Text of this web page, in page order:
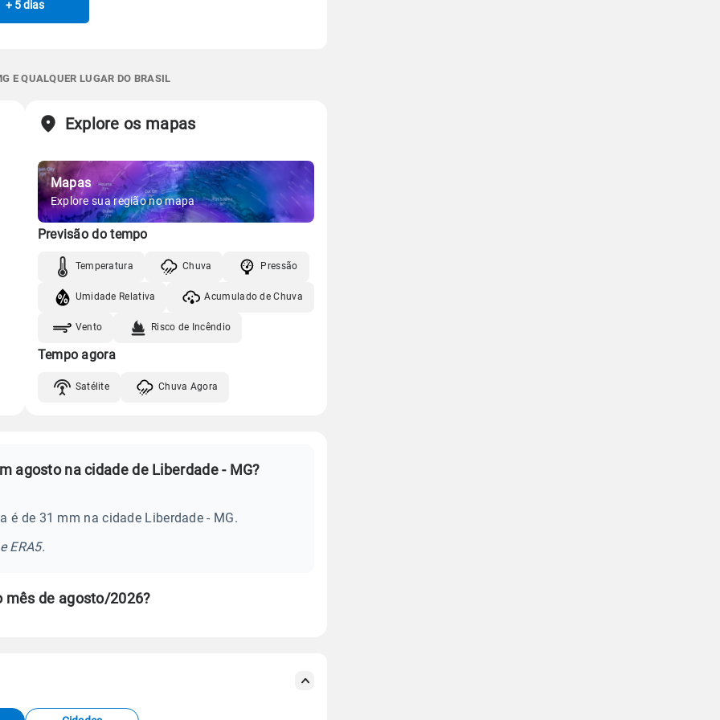
Vento Umidade
ManhãTarde
0.0mm
06:23h às 17:41h
Nova
Gráfico
+ 5 dias
E QUALQUER LUGAR DO BRASIL
Explore os mapas
Mapas
Explore sua região no mapa
Previsão do tempo
Temperatura Chuva Pressão
Umidade Relativa Acumulado de Chuva
Vento Risco de Incêndio
Tempo agora
Satélite Chuva Agora
agosto na cidade de Liberdade - MG?
é de 31 mm na cidade Liberdade - MG.
ERA5.
mês de agosto/2026?